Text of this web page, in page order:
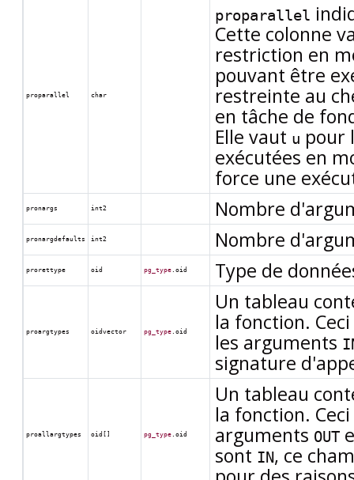
proparallel char
proparallel
Cette colonne
restriction en
pouvant être
restreinte au
en tâche de
Elle vaut u pour
exécutées en
force une
pronargs int2 Nombre
pronargdefaults int2 Nombre
prorettype oid pg_type.oid Type de
proargtypes oidvector pg_type.oid
Un tableau
la fonction.
les arguments
signature
proallargtypes oid[] pg_type.oid
Un tableau
la fonction.
arguments OUT
sont IN, ce